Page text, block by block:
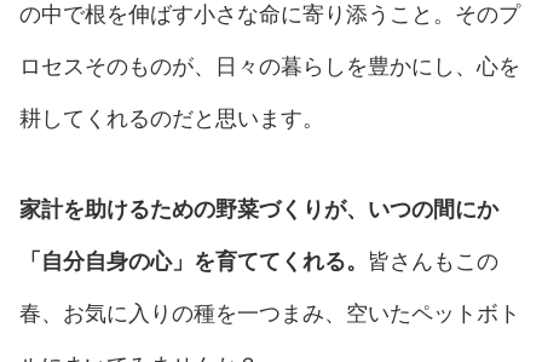
の中で根を伸ばす小さな命に寄り添うこと。そのプ
ロセスそのものが、日々の暮らしを豊かにし、心を
耕してくれるのだと思います。
家計を助けるための野菜づくりが、いつの間にか
「自分自身の心」を育ててくれる。 皆さんもこの
春、お気に入りの種を一つまみ、空いたペットボト